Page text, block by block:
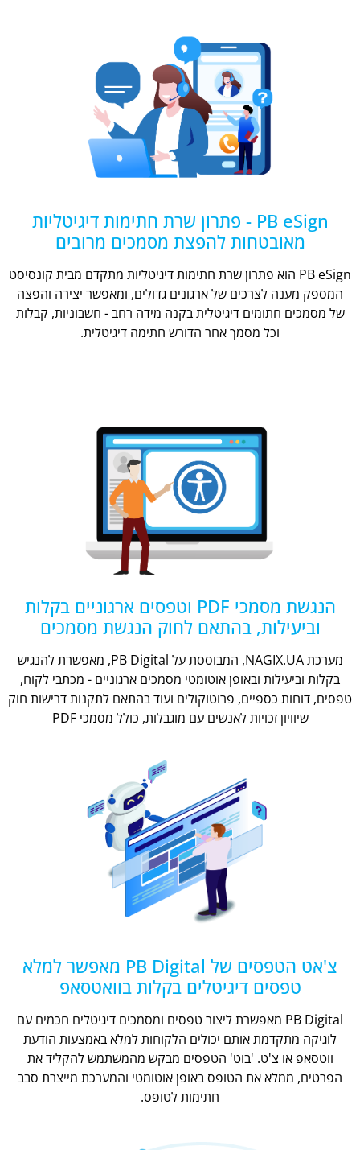
PB eSign - פתרון שרת חתימות דיגיטליות
מאובטחות להפצת מסמכים מרובים
PB eSign הוא פתרון שרת חתימות דיגיטליות מתקדם מבית קונסיסט
המספק מענה לצרכים של ארגונים גדולים, ומאפשר יצירה והפצה
של מסמכים חתומים דיגיטלית בקנה מידה רחב - חשבוניות, קבלות
וכל מסמך אחר הדורש חתימה דיגיטלית.
הנגשת מסמכי PDF וטפסים ארגוניים בקלות
וביעילות, בהתאם לחוק הנגשת מסמכים
מערכת NAGIX.UA, המבוססת על PB Digital, מאפשרת להנגיש
בקלות וביעילות ובאופן אוטומטי מסמכים ארגוניים - מכתבי לקוח,
טפסים, דוחות כספיים, פרוטוקולים ועוד בהתאם לתקנות דרישות חוק
שיוויון זכויות לאנשים עם מוגבלות, כולל מסמכי PDF
צ'אט הטפסים של PB Digital מאפשר למלא
טפסים דיגיטלים בקלות בוואטסאפ
PB Digital מאפשרת ליצור טפסים ומסמכים דיגיטלים חכמים עם
לוגיקה מתקדמת אותם יכולים הלקוחות למלא באמצעות הודעת
ווטסאפ או צ'ט. 'בוט' הטפסים מבקש מהמשתמש להקליד את
הפרטים, ממלא את הטופס באופן אוטומטי והמערכת מייצרת סבב
חתימות לטופס.